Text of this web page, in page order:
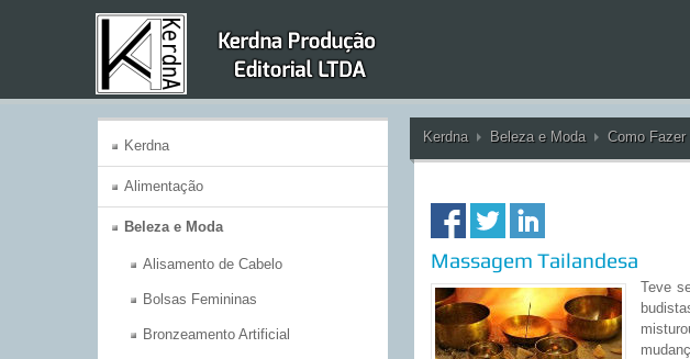
Kerdna Beleza e Moda Como
Massagem Tailandesa
Teve
Kerdna
Alimentação
Beleza e Moda
Alisamento de Cabelo
Bolsas Femininas
Bronzeamento Artificial